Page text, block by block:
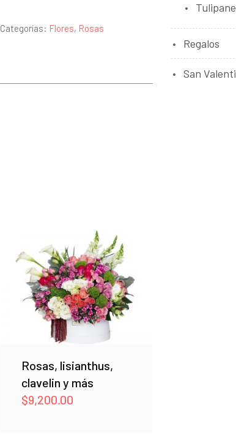
Categorías: Flores, Rosas
Rosas, lisianthus,
clavelin y más
$9,200.00
Regalos
San